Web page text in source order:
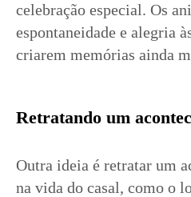
celebração especial. Os
espontaneidade e alegria
criarem memórias ainda
Retratando um
Outra ideia é retratar um
na vida do casal, como o